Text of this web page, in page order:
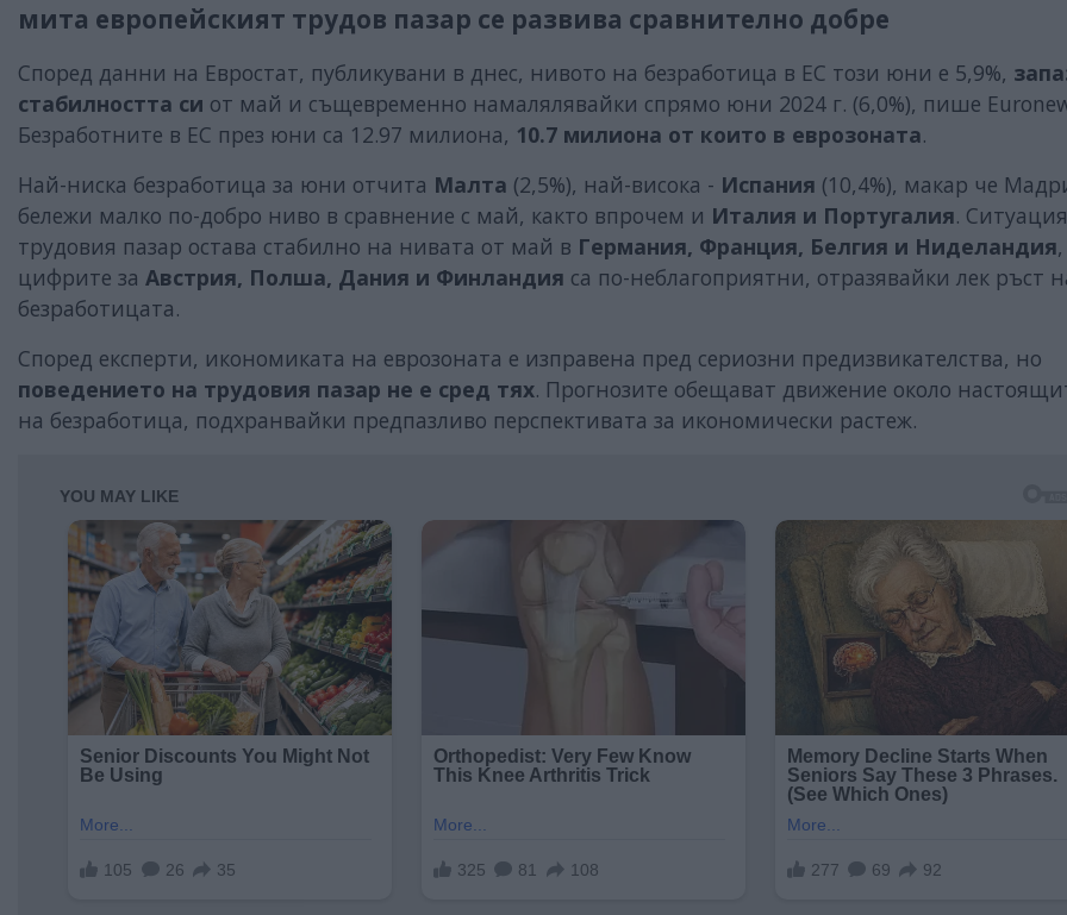
мита европейският трудов пазар се развива сравнително добре
Според данни на Евростат, публикувани в днес, нивото на безработица в ЕС този юни е 5,9%,
стабилността си от май и същевременно намалялявайки спрямо юни 2024 г. (6,0%), пише
Безработните в ЕС през юни са 12.97 милиона, 10.7 милиона от които в еврозоната.
Най-ниска безработица за юни отчита Малта (2,5%), най-висока - Испания (10,4%), макар че
бележи малко по-добро ниво в сравнение с май, както впрочем и Италия и Португалия.
трудовия пазар остава стабилно на нивата от май в Германия, Франция, Белгия и Ниделандия
цифрите за Австрия, Полша, Дания и Финландия са по-неблагоприятни, отразявайки лек ръст
безработицата.
Според експерти, икономиката на еврозоната е изправена пред сериозни предизвикателства, но
поведението на трудовия пазар не е сред тях. Прогнозите обещават движение около
на безработица, подхранвайки предпазливо перспективата за икономически растеж.